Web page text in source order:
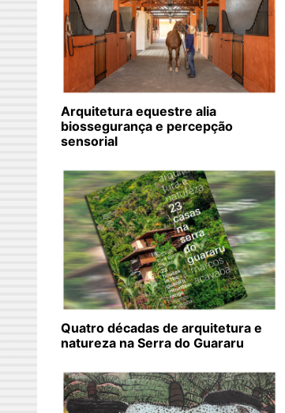
Arquitetura equestre alia
biossegurança e percepção
sensorial
Quatro décadas de arquitetura e
natureza na Serra do Guararu